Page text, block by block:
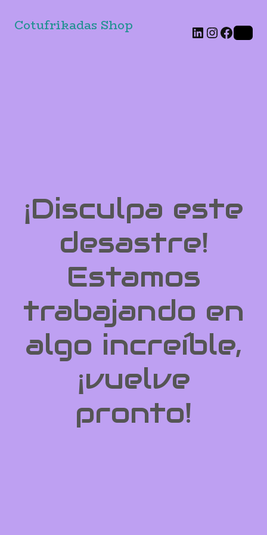
Cotufrikadas Shop LinkedIn
¡Disculpa este
desastre!
Estamos
trabajando en
algo increíble,
¡vuelve
pronto!